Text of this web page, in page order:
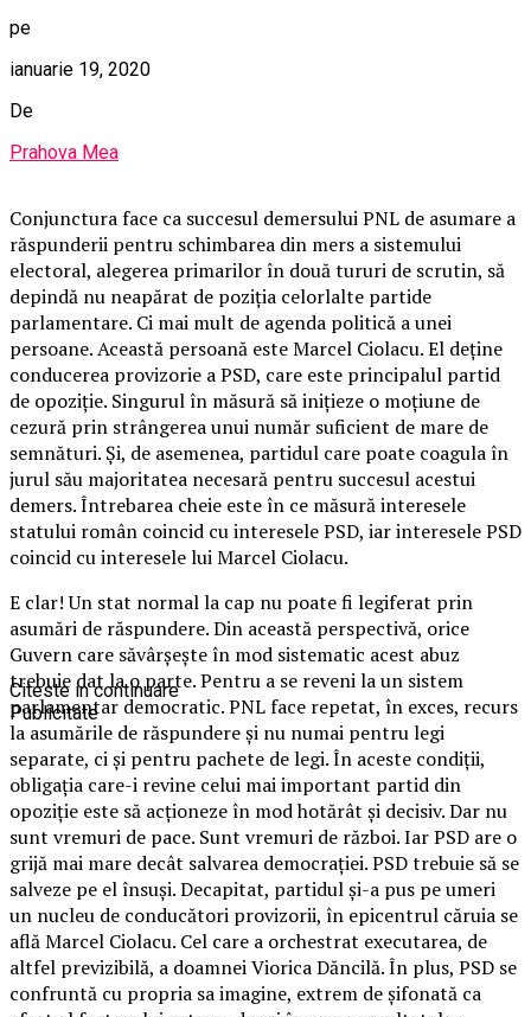
pe
ianuarie 19, 2020
De
Prahova Mea
Conjunctura face ca succesul demersului PNL de asumare a
răspunderii pentru schimbarea din mers a sistemului
electoral, alegerea primarilor în două tururi de scrutin, să
depindă nu neapărat de poziția celorlalte partide
parlamentare. Ci mai mult de agenda politică a unei
persoane. Această persoană este Marcel Ciolacu. El deține
conducerea provizorie a PSD, care este principalul partid
de opoziție. Singurul în măsură să inițieze o moțiune de
cezură prin strângerea unui număr suficient de mare de
semnături. Și, de asemenea, partidul care poate coagula în
jurul său majoritatea necesară pentru succesul acestui
demers. Întrebarea cheie este în ce măsură interesele
statului român coincid cu interesele PSD, iar interesele PSD
coincid cu interesele lui Marcel Ciolacu.
E clar! Un stat normal la cap nu poate fi legiferat prin
asumări de răspundere. Din această perspectivă, orice
Guvern care săvârșește în mod sistematic acest abuz
trebuie dat la o parte. Pentru a se reveni la un sistem
parlamentar democratic. PNL face repetat, în exces, recurs
la asumările de răspundere și nu numai pentru legi
separate, ci și pentru pachete de legi. În aceste condiții,
obligația care-i revine celui mai important partid din
opoziție este să acționeze în mod hotărât și decisiv. Dar nu
sunt vremuri de pace. Sunt vremuri de război. Iar PSD are o
grijă mai mare decât salvarea democrației. PSD trebuie să se
salveze pe el însuși. Decapitat, partidul și-a pus pe umeri
un nucleu de conducători provizorii, în epicentrul căruia se
află Marcel Ciolacu. Cel care a orchestrat executarea, de
altfel previzibilă, a doamnei Viorica Dăncilă. În plus, PSD se
confruntă cu propria sa imagine, extrem de șifonată ca
Citeste in continuare
Publicitate